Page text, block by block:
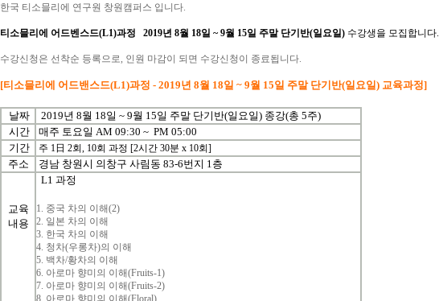
한국 티소믈리에 연구원 창원캠퍼스 입니다.
티소믈리에 어드벤스드(L1)과정 2019년 8월 18일 ~ 9월 15일 주말 단기반(일요일) 수강생을 모집합니다.
수강신청은 선착순 등록으로, 인원 마감이 되면 수강신청이 종료됩니다.
[티소믈리에 어드밴스드(L1)과정 - 2019년 8월 18일 ~ 9월 15일 주말 단기반(일요일) 교육과정]
날짜
2019년 8월 18일 ~ 9월 15일 주말 단기반(일요일) 종강(총 5주)
시간
매주 토요일 AM 09:30 ~ PM 05:00
기간
주 1日 2회 , 10회 과정 [2시간 30분 x 10회 ]
주소 경남 창원시 의창구 사림동 83-6번지 1층
교육
내용
L1 과정
1. 중국 차의 이해(2)
2. 일본 차의 이해
3. 한국 차의 이해
4. 청차(우롱차)의 이해
5. 백차/황차의 이해
6. 아로마 향미의 이해(Fruits-1)
7. 아로마 향미의 이해(Fruits-2)
8. 아로마 향미의 이해(Floral)